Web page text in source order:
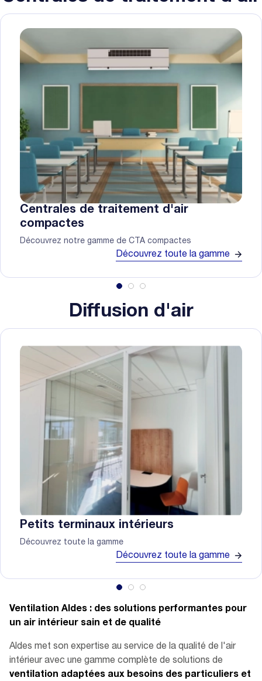
Centrales de traitement d'air
compactes
Découvrez notre gamme de CTA compactes
Découvrez toute la gamme
Diffusion d'air
Petits terminaux intérieurs
Découvrez toute la gamme
Découvrez toute la gamme
Ventilation Aldes : des solutions performantes pour
un air intérieur sain et de qualité
Aldes met son expertise au service de la qualité de l'air
intérieur avec une gamme complète de solutions de
ventilation adaptées aux besoins des particuliers et